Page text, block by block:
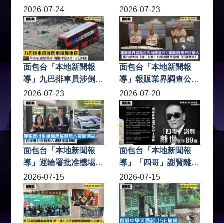
張舉能要求涉「司法抄
襲」法官陳嘉信提早退
休 7月31日起生效
漫電玩節2026」一連
五天會展舉行 史上最
大 會場最多可同時容
納3.8萬人
2026-07-24
面包台「本地新聞報
導」九巴排車員涉倒車
撞斃車長 不小心駕駛
罪成 須還押至8月12日
判刑
2026-07-23
面包台「本地新聞報
導」報販業界調查公佈
指煙盒尺寸限制對業界
打擊大 逾九成支持
「統一包裝」分拆處理
先落實「印刷要求」
2026-07-23
面包台「本地新聞報
導」運輪署批准機場島
展開無人駕駛測試 百
度獲批首個無人駕駛測
試牌照
2026-07-20
面包台「本地新聞報
導」「四哥」謝賢離世
享年89歲 謝霆鋒與謝
婷婷發文證實
2026-07-15 2026-07-15